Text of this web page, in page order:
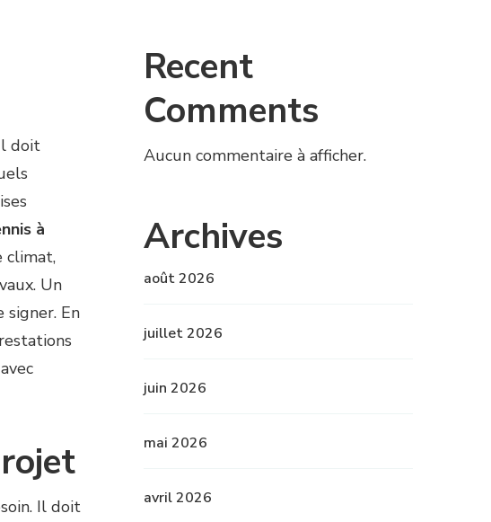
doit
à
climat,
Un
En
Il doit
Recent
Comments
Aucun commentaire à afficher.
Archives
août 2026
juillet 2026
juin 2026
mai 2026
avril 2026